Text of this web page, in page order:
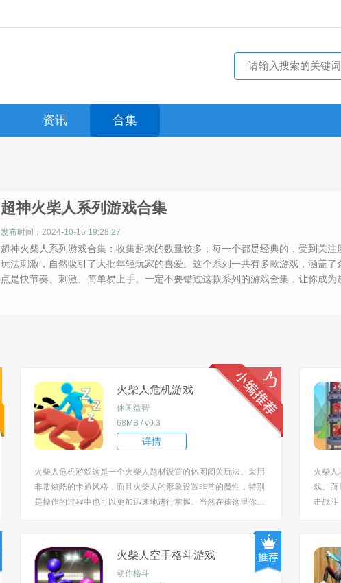
资讯 合集
超神火柴人系列游戏合集
发布时间：2024-10-15 19:28:27
超神火柴人系列游戏合集：收集起来的数量较多，每一个都是经典的，受到关注
玩法刺激，自然吸引了大批年轻玩家的喜爱。这个系列一共有多款游戏，涵盖
点是快节奏、刺激、简单易上手。一定不要错过这款系列的游戏合集，让你成为
火柴人危机游戏
休闲益智
68MB / v0.3
详情
火柴人危机游戏这是一个火柴人题材设置的休闲闯关玩法。采用
非常炫酷的卡通风格，而且火柴人的形象设置非常的魔性，特别
是操作的过程中也可以更加迅速地进行掌握。当然在孩这里你还
1、这里拥有着最爽快的跑酷竞速挑战，非常多的玩家同台竞技
比拼，看谁才是最强...
火柴人
戏。而
击战斗
自己的
火柴人空手格斗游戏
动作格斗